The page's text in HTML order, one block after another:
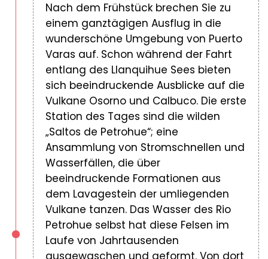
Nach dem Frühstück brechen Sie zu
einem ganztägigen Ausflug in die
wunderschöne Umgebung von Puerto
Varas auf. Schon während der Fahrt
entlang des Llanquihue Sees bieten
sich beeindruckende Ausblicke auf die
Vulkane Osorno und Calbuco. Die erste
Station des Tages sind die wilden
„Saltos de Petrohue“; eine
Ansammlung von Stromschnellen und
Wasserfällen, die über
beeindruckende Formationen aus
dem Lavagestein der umliegenden
Vulkane tanzen. Das Wasser des Rio
Petrohue selbst hat diese Felsen im
Laufe von Jahrtausenden
ausgewaschen und geformt. Von dort